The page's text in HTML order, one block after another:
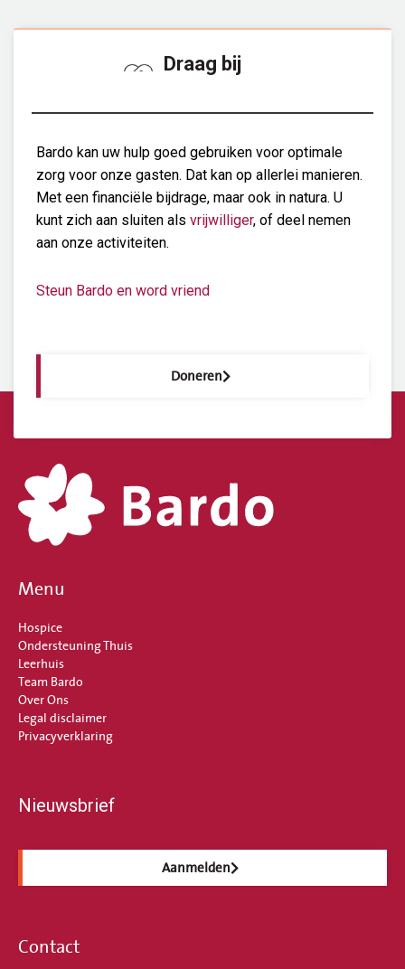
Draag bij
Bardo kan uw hulp goed gebruiken voor optimale
zorg voor onze gasten. Dat kan op allerlei manieren.
Met een financiële bijdrage, maar ook in natura. U
kunt zich aan sluiten als vrijwilliger, of deel nemen
aan onze activiteiten.
Steun Bardo en word vriend
Doneren
Menu
Hospice
Ondersteuning Thuis
Leerhuis
Team Bardo
Over Ons
Legal disclaimer
Privacyverklaring
Nieuwsbrief
Aanmelden
Contact